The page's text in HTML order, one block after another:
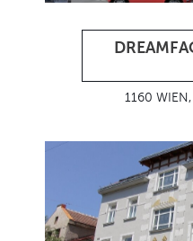
1160 WIEN,